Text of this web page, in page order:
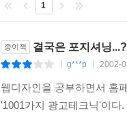
1
종이책 결국은 포지셔닝
g***p 2002-
웹디자인을 공부하면서 홈
'1001가지 광고테크닉'이다